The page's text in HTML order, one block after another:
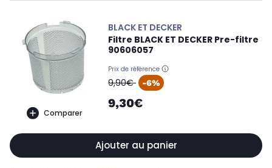
Comparer
BLACK ET DECKER
Filtre BLACK ET DECKER Pre-filtre
90606057
Prix de référence
oldPrice
9,90€ -6%
9,30€
Ajouter au panier